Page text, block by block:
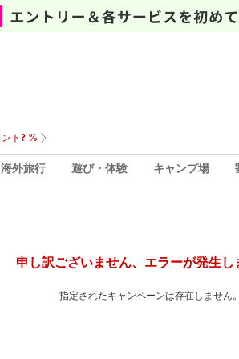
海外旅行 遊び・体験 キャンプ場
申し訳ございません、エラーが発生し
指定されたキャンペーンは存在しません。